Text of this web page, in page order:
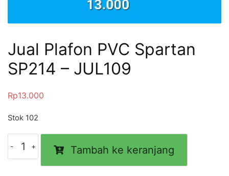
Jual Plafon PVC Spartan
SP214 – JUL109
Rp13.000
Stok 102
Tambah ke keranjang